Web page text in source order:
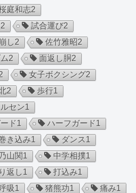
庭和志2
2 試合運び2
崩し2 佐竹雅昭2
2 面返し胴 2
女子ボクシング2
2 歩行1
セン1
ド1 ハーフガード1
き込み1 ダンス1
山関1 中学相撲1
返し1 打込み1
呼吸1 猪熊功1 痛み1